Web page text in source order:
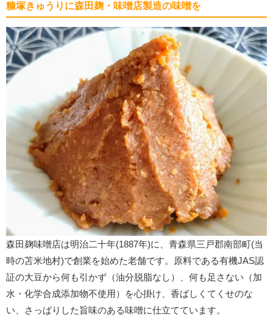
糠塚きゅうりに森田麹・味噌店製造の味噌を
森田麹味噌店は明治二十年(1887年)に、青森県三戸郡南部町(当
時の苫米地村)で創業を始めた老舗です。原料である有機JAS認
証の大豆から何も引かず（油分脱脂なし）、何も足さない（加
水・化学合成添加物不使用）を心掛け、香ばしくてくせのな
い、さっぱりした旨味のある味噌に仕立てています。